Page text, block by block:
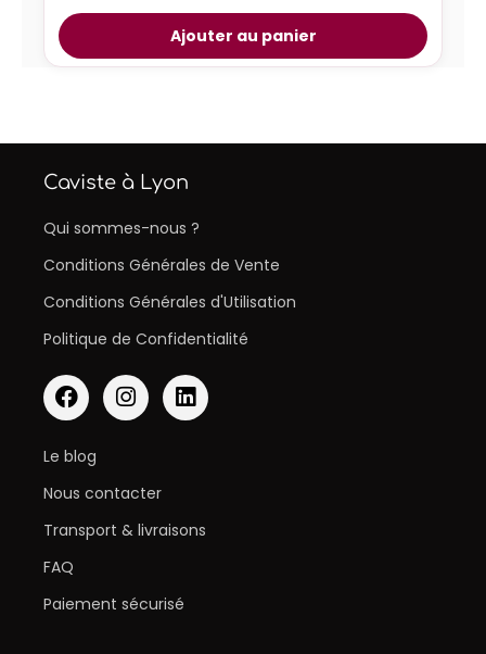
Ajouter au panier
Caviste à Lyon
Qui sommes-nous ?
Conditions Générales de Vente
Conditions Générales d'Utilisation
Politique de Confidentialité
Le blog
Nous contacter
Transport & livraisons
FAQ
Paiement sécurisé